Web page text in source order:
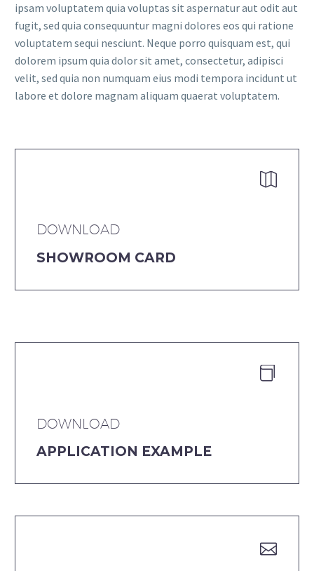
ipsam voluptatem quia voluptas sit aspernatur aut odit aut
fugit, sed quia consequuntur magni dolores eos qui ratione
voluptatem sequi nesciunt. Neque porro quisquam est, qui
dolorem ipsum quia dolor sit amet, consectetur, adipisci
velit, sed quia non numquam eius modi tempora incidunt ut
labore et dolore magnam aliquam quaerat voluptatem.


DOWNLOAD
SHOWROOM CARD


DOWNLOAD
APPLICATION EXAMPLE

